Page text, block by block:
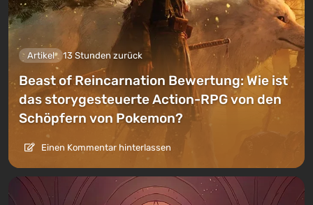
Artikel 13 Stunden zurück
Beast of Reincarnation Bewertung: Wie ist
das storygesteuerte Action-RPG von den
Schöpfern von Pokemon?
Einen Kommentar hinterlassen